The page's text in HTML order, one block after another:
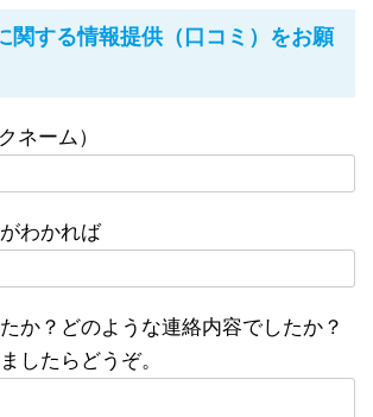
関する情報提供（口コミ）をお願
ネーム）
わかれば
か？どのような連絡内容でしたか？
したらどうぞ。